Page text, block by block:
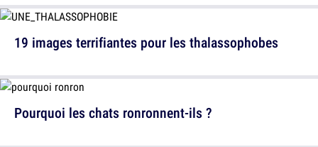
Pourquoi les chats ronronnent-ils ?
19 images terrifiantes pour les thalassophobes